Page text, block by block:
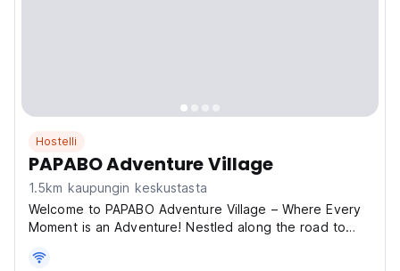
Hostelli
PAPABO Adventure Village
1.5km kaupungin keskustasta
Welcome to PAPABO Adventure Village – Where Every
Moment is an Adventure! Nestled along the road to
blend of comfort, entertainment, and adventure for